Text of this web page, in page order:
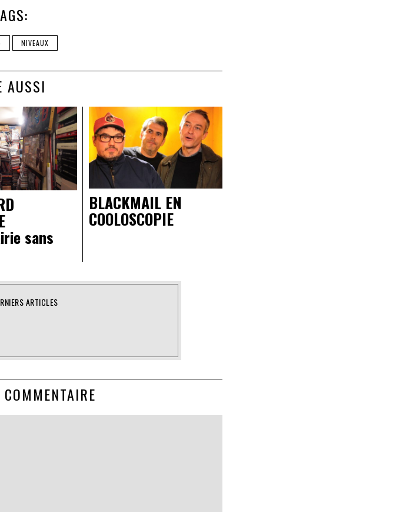
NIVEAUX
AUSSI
sans
BLACKMAIL EN
COOLOSCOPIE
ARTICLES